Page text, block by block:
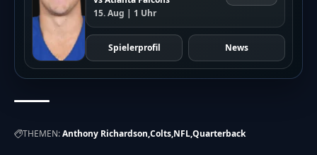
15. Aug | 1 Uhr
Spielerprofil News
THEMEN:Anthony Richardson Colts NFLQuarterback